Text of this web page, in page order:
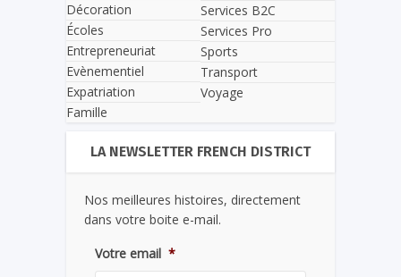
Décoration
Écoles
Entrepreneuriat
Evènementiel
Expatriation
Famille
Services B2C
Services Pro
Sports
Transport
Voyage
LA NEWSLETTER FRENCH DISTRICT
Nos meilleures histoires, directement
dans votre boite e-mail.
Votre email *